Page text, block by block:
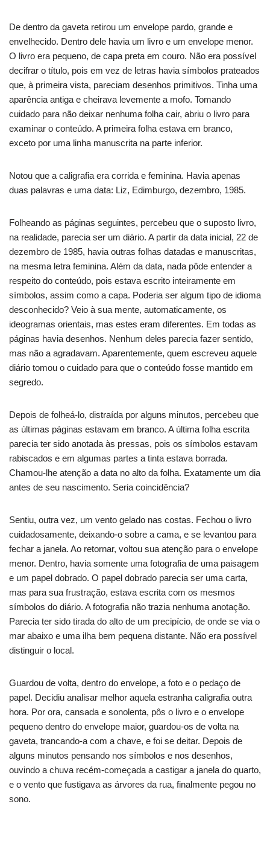
De dentro da gaveta retirou um envelope pardo, grande e
envelhecido. Dentro dele havia um livro e um envelope menor.
O livro era pequeno, de capa preta em couro. Não era possível
decifrar o título, pois em vez de letras havia símbolos prateados
que, à primeira vista, pareciam desenhos primitivos. Tinha uma
aparência antiga e cheirava levemente a mofo. Tomando
cuidado para não deixar nenhuma folha cair, abriu o livro para
examinar o conteúdo. A primeira folha estava em branco,
exceto por uma linha manuscrita na parte inferior.
Notou que a caligrafia era corrida e feminina. Havia apenas
duas palavras e uma data: Liz, Edimburgo, dezembro, 1985.
Folheando as páginas seguintes, percebeu que o suposto livro,
na realidade, parecia ser um diário. A partir da data inicial, 22 de
dezembro de 1985, havia outras folhas datadas e manuscritas,
na mesma letra feminina. Além da data, nada pôde entender a
respeito do conteúdo, pois estava escrito inteiramente em
símbolos, assim como a capa. Poderia ser algum tipo de idioma
desconhecido? Veio à sua mente, automaticamente, os
ideogramas orientais, mas estes eram diferentes. Em todas as
páginas havia desenhos. Nenhum deles parecia fazer sentido,
mas não a agradavam. Aparentemente, quem escreveu aquele
diário tomou o cuidado para que o conteúdo fosse mantido em
segredo.
Depois de folheá-lo, distraída por alguns minutos, percebeu que
as últimas páginas estavam em branco. A última folha escrita
parecia ter sido anotada às pressas, pois os símbolos estavam
rabiscados e em algumas partes a tinta estava borrada.
Chamou-lhe atenção a data no alto da folha. Exatamente um dia
antes de seu nascimento. Seria coincidência?
Sentiu, outra vez, um vento gelado nas costas. Fechou o livro
cuidadosamente, deixando-o sobre a cama, e se levantou para
fechar a janela. Ao retornar, voltou sua atenção para o envelope
menor. Dentro, havia somente uma fotografia de uma paisagem
e um papel dobrado. O papel dobrado parecia ser uma carta,
mas para sua frustração, estava escrita com os mesmos
símbolos do diário. A fotografia não trazia nenhuma anotação.
Parecia ter sido tirada do alto de um precipício, de onde se via o
mar abaixo e uma ilha bem pequena distante. Não era possível
distinguir o local.
Guardou de volta, dentro do envelope, a foto e o pedaço de
papel. Decidiu analisar melhor aquela estranha caligrafia outra
hora. Por ora, cansada e sonolenta, pôs o livro e o envelope
pequeno dentro do envelope maior, guardou-os de volta na
gaveta, trancando-a com a chave, e foi se deitar. Depois de
alguns minutos pensando nos símbolos e nos desenhos,
ouvindo a chuva recém-começada a castigar a janela do quarto,
e o vento que fustigava as árvores da rua, finalmente pegou no
sono.